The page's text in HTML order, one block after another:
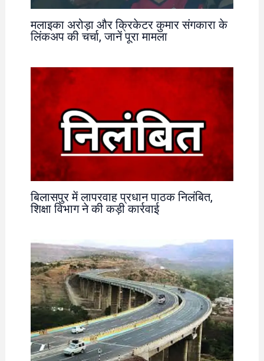
मलाइका अरोड़ा और क्रिकेटर कुमार संगकारा के
लिंकअप की चर्चा, जानें पूरा मामला
बिलासपुर में लापरवाह प्रधान पाठक निलंबित,
शिक्षा विभाग ने की कड़ी कार्रवाई